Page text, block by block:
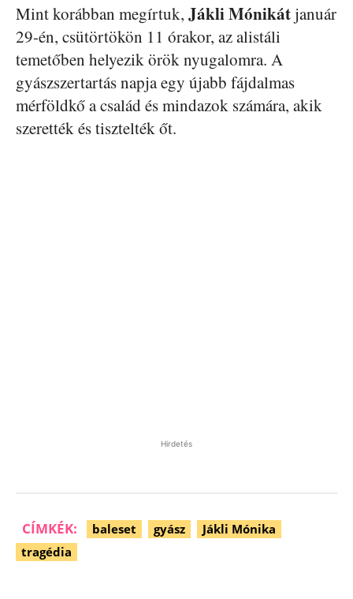
Mint korábban megírtuk, Jákli Mónikátjanuár
29-én, csütörtökön 11 órakor, az alistáli
temetőben helyezik örök nyugalomra. A
gyászszertartás napja egy újabb fájdalmas
mérföldkő a család és mindazok számára, akik
szerették és tisztelték őt.
Hirdetés
CÍMKÉK: baleset gyász
Jákli Mónika
tragédia